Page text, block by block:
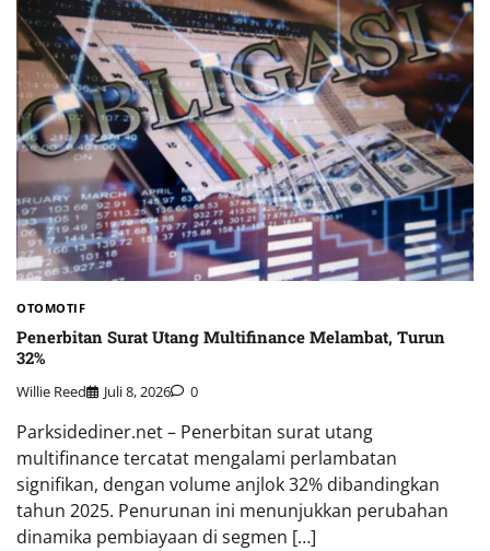
OTOMOTIF
Penerbitan Surat Utang Multifinance Melambat, Turun
32%
Willie Reed Juli 8, 2026 0
Parksidediner.net – Penerbitan surat utang
multifinance tercatat mengalami perlambatan
signifikan, dengan volume anjlok 32% dibandingkan
tahun 2025. Penurunan ini menunjukkan perubahan
dinamika pembiayaan di segmen […]